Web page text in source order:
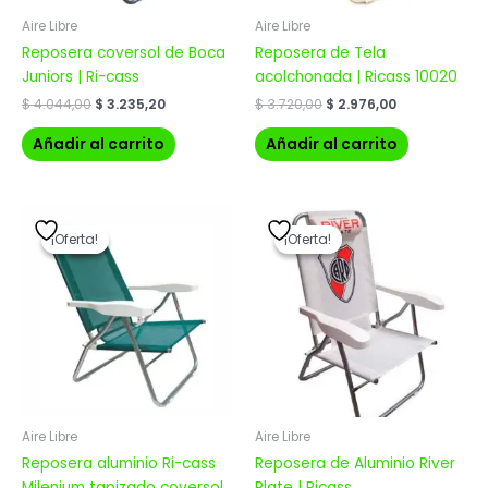
Aire Libre
Reposera coversol de Boca
Juniors | Ri-cass
$4.044,00 $ 3.235,20
Añadir al carrito
Aire Libre
Reposera de Tela
acolchonada | Ricass 10020
$3.720,00 $ 2.976,00
Añadir al carrito
¡Oferta!
¡Oferta!
Aire Libre
Reposera aluminio Ri-cass
precio
original
era:
$ 3.420,00.$ 2.736,00.
¡Oferta!
¡Oferta!
Aire Libre
Reposera de Aluminio River
El
precio
original
era:
$ 4.044,00.